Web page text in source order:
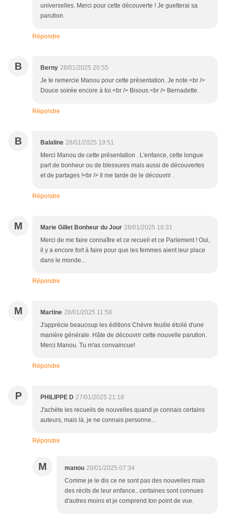
universelles. Merci pour cette découverte ! Je guetterai sa
parution.
Répondre
B Berny 28/01/2025 20:55
Je te remercie Manou pour cette présentation. Je note.<br />
Douce soirée encore à toi.<br /> Bisous.<br /> Bernadette.
Répondre
B Balaline 28/01/2025 19:51
Merci Manou de cette présentation . L'enfance, cette longue
part de bonheur ou de blessures mais aussi de découvertes
et de partages !<br /> Il me tarde de le découvrir .
Répondre
M Marie Gillet Bonheur du Jour 28/01/2025 16:31
Merci de me faire connaître et ce recueil et ce Parlement ! Oui,
il y a encore fort à faire pour que les femmes aient leur place
dans le monde...
Répondre
M Martine 28/01/2025 11:58
J'apprécie beaucoup les éditions Chèvre feuille étoilé d'une
manière générale. Hâte de découvrir cette nouvelle parution.
Merci Manou. Tu m'as convaincue!
Répondre
P PHILIPPE D 27/01/2025 21:18
J'achète les recueils de nouvelles quand je connais certains
auteurs, mais là, je ne connais personne...
Répondre
M manou 28/01/2025 07:34
Comme je le dis ce ne sont pas des nouvelles mais
des récits de leur enfance...certaines sont connues
d'autres moins et je comprend ton point de vue.